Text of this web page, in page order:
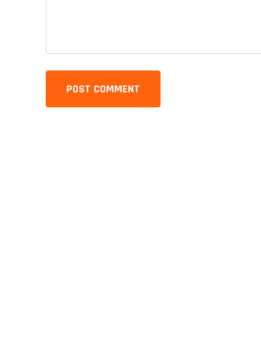
POST COMMENT